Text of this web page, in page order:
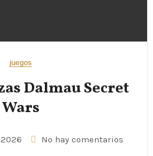
juegos
Dalmau Secret
Wars
2026 No hay comentarios